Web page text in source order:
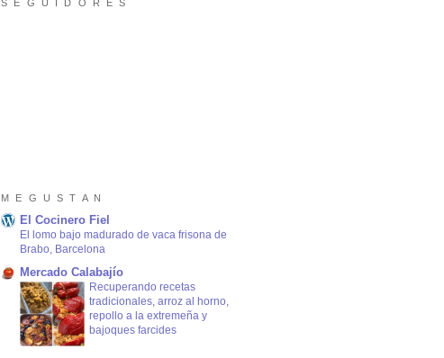
S E G U I D O R E S
M E G U S T A N
El Cocinero Fiel
El lomo bajo madurado de vaca frisona de
Brabo, Barcelona
Mercado Calabajío
Recuperando recetas
tradicionales, arroz al horno,
repollo a la extremeña y
bajoques farcides